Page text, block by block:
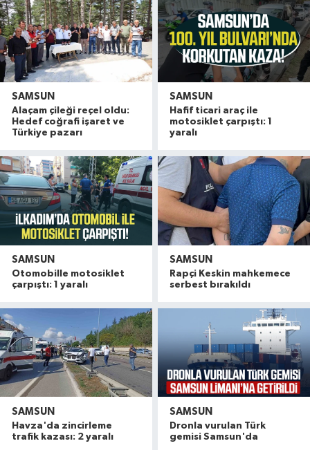
SAMSUN
Alaçam çileği reçel oldu:
Hedef coğrafi işaret ve
Türkiye pazarı
SAMSUN
Hafif ticari araç ile
motosiklet çarpıştı: 1
yaralı
SAMSUN
Otomobille motosiklet
çarpıştı: 1 yaralı
SAMSUN
Rapçi Keskin mahkemece
serbest bırakıldı
SAMSUN
Havza'da zincirleme
trafik kazası: 2 yaralı
SAMSUN
Dronla vurulan Türk
gemisi Samsun'da